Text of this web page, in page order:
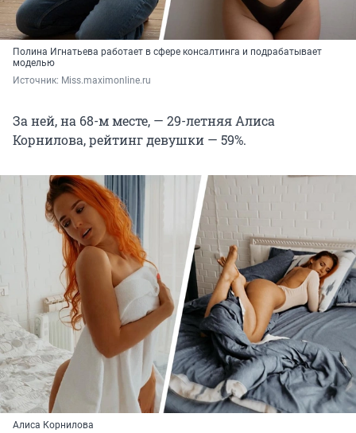
Полина Игнатьева работает в сфере консалтинга и подрабатывает
моделью
Источник: Мiss.maximonline.ru
За ней, на 68-м месте, — 29-летняя Алиса
Корнилова, рейтинг девушки — 59%.
Алиса Корнилова